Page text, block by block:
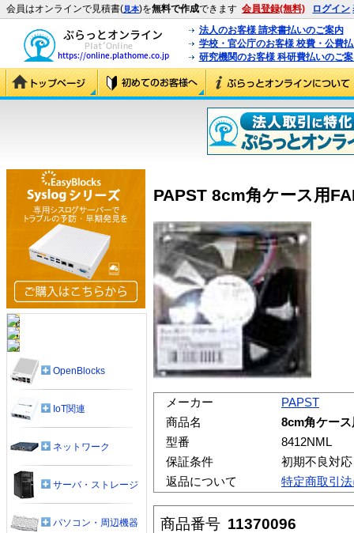
会員はオンラインで見積書(見本)を無料で作成できます 会員登録(無料) ログイン
法人のお客様 請求書払いのご案内
学校・官公庁のお客様 校費・公費
研究機関のお客様 科研費払いのご
PAPST 8cm角ケース用
メーカー
PAPST
商品名
8cm角ケー
型番
8412NML
保証条件
初期不良対
返品について
特定商取引
商品番号 11370096
OpenBlocks
IoT関連
ネットワーク
サーバ・ストレージ
パソコン・周辺機器